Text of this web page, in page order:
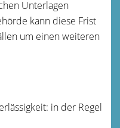
Unterlagen
kann diese Frist
um einen weiteren
in der Regel